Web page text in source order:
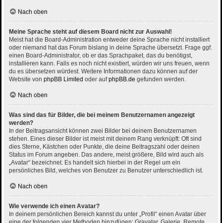
Nach oben
Meine Sprache steht auf diesem Board nicht zur Auswahl!
Meist hat die Board-Administration entweder deine Sprache nicht installiert
oder niemand hat das Forum bislang in deine Sprache übersetzt. Frage ggf.
einen Board-Administrator, ob er das Sprachpaket, das du benötigst,
installieren kann. Falls es noch nicht existiert, würden wir uns freuen, wenn
du es übersetzen würdest. Weitere Informationen dazu können auf der
Website von phpBB Limited oder aufphpBB.de gefunden werden.
Nach oben
Was sind das für Bilder, die bei meinem Benutzernamen angezeigt
werden?
In der Beitragsansicht können zwei Bilder bei deinem Benutzernamen
stehen. Eines dieser Bilder ist meist mit deinem Rang verknüpft: Oft sind
dies Sterne, Kästchen oder Punkte, die deine Beitragszahl oder deinen
Status im Forum angeben. Das andere, meist größere, Bild wird auch als
„Avatar“ bezeichnet. Es handelt sich hierbei in der Regel um ein
persönliches Bild, welches von Benutzer zu Benutzer unterschiedlich ist.
Nach oben
Wie verwende ich einen Avatar?
In deinem persönlichen Bereich kannst du unter „Profil“ einen Avatar über